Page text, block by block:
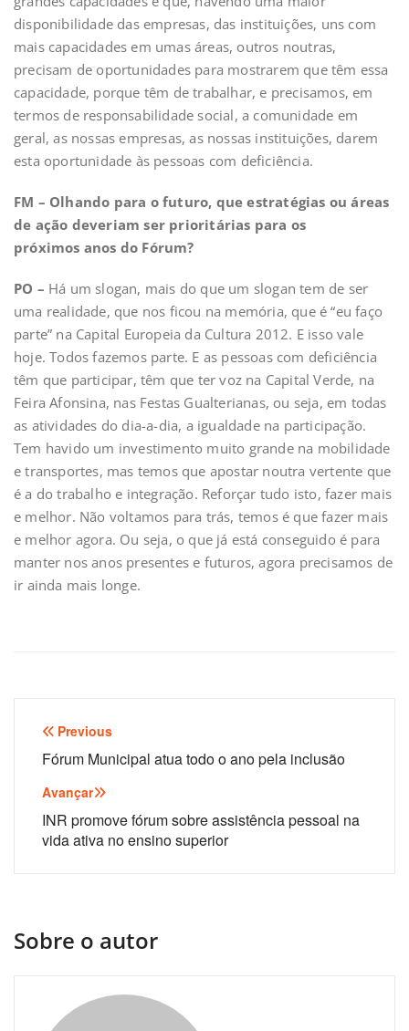
disponibilidade das empresas, das instituições, uns com
mais capacidades em umas áreas, outros noutras,
precisam de oportunidades para mostrarem que têm essa
capacidade, porque têm de trabalhar, e precisamos, em
termos de responsabilidade social, a comunidade em
geral, as nossas empresas, as nossas instituições, darem
esta oportunidade às pessoas com deficiência.
FM – Olhando para o futuro, que estratégias ou áreas
de ação deveriam ser prioritárias para os
próximos anos do Fórum?
PO – Há um slogan, mais do que um slogan tem de ser
uma realidade, que nos ficou na memória, que é “eu faço
parte” na Capital Europeia da Cultura 2012. E isso vale
hoje. Todos fazemos parte. E as pessoas com deficiência
têm que participar, têm que ter voz na Capital Verde, na
Feira Afonsina, nas Festas Gualterianas, ou seja, em todas
as atividades do dia-a-dia, a igualdade na participação.
Tem havido um investimento muito grande na mobilidade
e transportes, mas temos que apostar noutra vertente que
é a do trabalho e integração. Reforçar tudo isto, fazer mais
e melhor. Não voltamos para trás, temos é que fazer mais
e melhor agora. Ou seja, o que já está conseguido é para
manter nos anos presentes e futuros, agora precisamos de
ir ainda mais longe.
Navegação
de
artigos
Previous
Fórum Municipal atua todo o ano pela inclusão
Avançar
INR promove fórum sobre assistência pessoal na
vida ativa no ensino superior
Sobre o autor